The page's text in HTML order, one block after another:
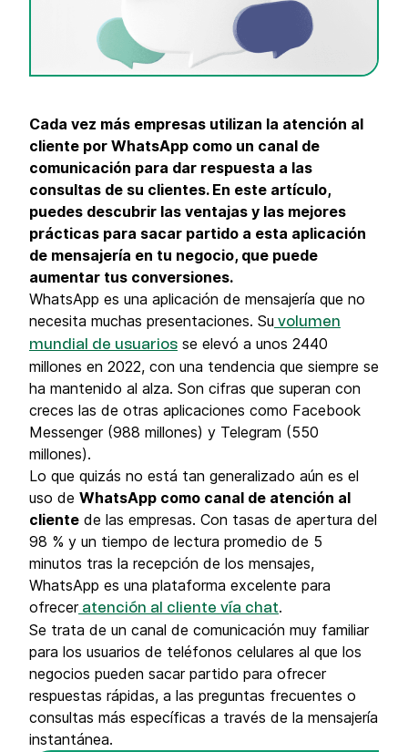
Cada vez más empresas utilizan la atención al
cliente por WhatsApp como un canal de
comunicación para dar respuesta a las
consultas de su clientes. En este artículo,
puedes descubrir las ventajas y las mejores
prácticas para sacar partido a esta aplicación
de mensajería en tu negocio, que puede
aumentar tus conversiones.
WhatsApp es una aplicación de mensajería que no
necesita muchas presentaciones. Su volumen
mundial de usuarios se elevó a unos 2440
millones en 2022, con una tendencia que siempre se
ha mantenido al alza. Son cifras que superan con
creces las de otras aplicaciones como Facebook
Messenger (988 millones) y Telegram (550
millones).
Lo que quizás no está tan generalizado aún es el
uso de WhatsApp como canal de atención al
cliente de las empresas. Con tasas de apertura del
98 % y un tiempo de lectura promedio de 5
minutos tras la recepción de los mensajes,
WhatsApp es una plataforma excelente para
ofrecer atención al cliente vía chat.
Se trata de un canal de comunicación muy familiar
para los usuarios de teléfonos celulares al que los
negocios pueden sacar partido para ofrecer
respuestas rápidas, a las preguntas frecuentes o
consultas más específicas a través de la mensajería
instantánea.